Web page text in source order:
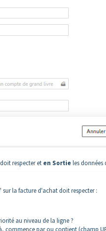
respecter et en Sortie les
sur la facture d'achat doit respecter :
au niveau de la ligne ?
commence par ou contient (champ